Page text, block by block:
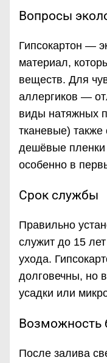
Вопросы
Гипсокартон —
материал,
веществ. Для
аллергиков —
виды натяжных
тканевые)
дешёвые пленки
особенно в
Срок службы
Правильно
служит до 15
ухода.
долговечны, но
усадки или
Возможность
После залива